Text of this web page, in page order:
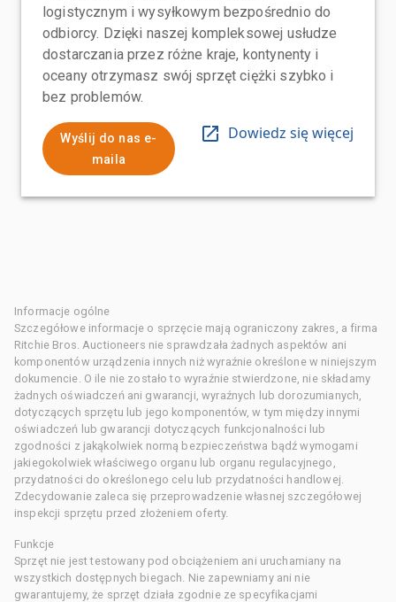
logistycznym i wysyłkowym bezpośrednio do
odbiorcy. Dzięki naszej kompleksowej usłudze
dostarczania przez różne kraje, kontynenty i
oceany otrzymasz swój sprzęt ciężki szybko i
bez problemów.
Wyślij do nas e-
maila
Dowiedz się więcej
Informacje ogólne
Szczegółowe informacje o sprzęcie mają ograniczony zakres, a firma
Ritchie Bros. Auctioneers nie sprawdzała żadnych aspektów ani
komponentów urządzenia innych niż wyraźnie określone w niniejszym
dokumencie. O ile nie zostało to wyraźnie stwierdzone, nie składamy
żadnych oświadczeń ani gwarancji, wyraźnych lub dorozumianych,
dotyczących sprzętu lub jego komponentów, w tym między innymi
oświadczeń lub gwarancji dotyczących funkcjonalności lub
zgodności z jakąkolwiek normą bezpieczeństwa bądź wymogami
jakiegokolwiek właściwego organu lub organu regulacyjnego,
przydatności do określonego celu lub przydatności handlowej.
Zdecydowanie zaleca się przeprowadzenie własnej szczegółowej
inspekcji sprzętu przed złożeniem oferty.
Funkcje
Sprzęt nie jest testowany pod obciążeniem ani uruchamiany na
wszystkich dostępnych biegach. Nie zapewniamy ani nie
gwarantujemy, że sprzęt działa zgodnie ze specyfikacjami